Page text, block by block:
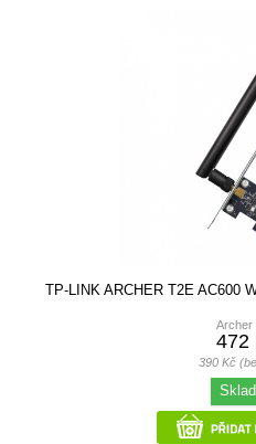
TP-LINK ARCHER T2E AC600
Archer
472
390 Kč